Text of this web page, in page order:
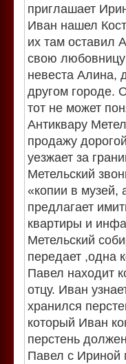
приглашает
Иван нашел
их там оставил
свою любовницу
невеста Алина,
другом городе.
тот не может
Антиквару
продажу
уезжает за
Метельский
«копии в музей,
предлагает
квартиры и
Метельский
передает ,одна
Павел находит
отцу. Иван
хранился
который Иван
перстень
Павел с Ириной